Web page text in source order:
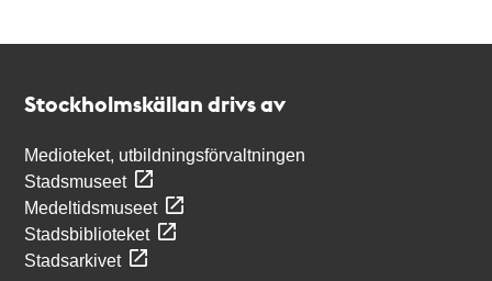
Stockholmskällan drivs av
Medioteket, utbildningsförvaltningen
Stadsmuseet
Medeltidsmuseet
Stadsbiblioteket
Stadsarkivet